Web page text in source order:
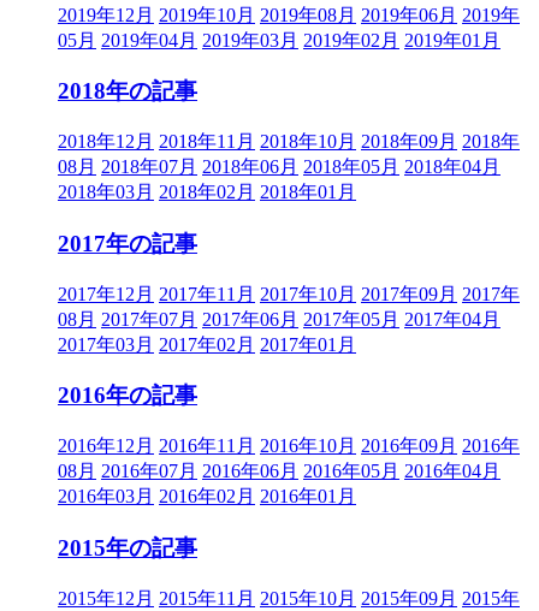
2019年12月 2019年10月 2019年08月 2019年06月 2019年
05月 2019年04月 2019年03月 2019年02月 2019年01月
2018年の記事
2018年12月 2018年11月 2018年10月 2018年09月 2018年
08月 2018年07月 2018年06月 2018年05月 2018年04月
2018年03月 2018年02月 2018年01月
2017年の記事
2017年12月 2017年11月 2017年10月 2017年09月 2017年
08月 2017年07月 2017年06月 2017年05月 2017年04月
2017年03月 2017年02月 2017年01月
2016年の記事
2016年12月 2016年11月 2016年10月 2016年09月 2016年
08月 2016年07月 2016年06月 2016年05月 2016年04月
2016年03月 2016年02月 2016年01月
2015年の記事
2015年12月 2015年11月 2015年10月 2015年09月 2015年